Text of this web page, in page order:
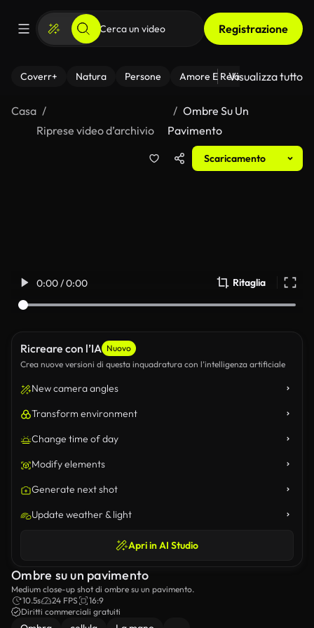
Registrazione
Coverr+ Natura Persone Amore E Relazioni Il
Visualizza tutto
Casa
Riprese video d’archivio
Ombre Su Un
Pavimento
Scaricamento
0:00 / 0:00 Ritaglia
Ricreare con l’IA Nuovo
Crea nuove versioni di questa inquadratura con l’intelligenza artificiale
New camera angles
Transform environment
Change time of day
Modify elements
Generate next shot
Update weather & light
Apri in AI Studio
Ombre su un pavimento
Medium close-up shot di ombre su un pavimento.
10.5s
24 FPS
16:9
Diritti commerciali gratuiti